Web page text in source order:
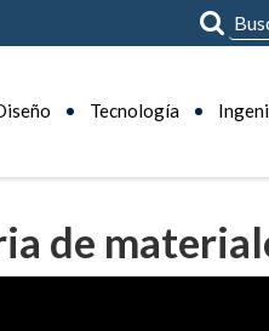
Tecnología
de